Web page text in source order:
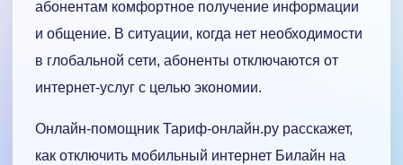
абонентам комфортное получение информации
и общение. В ситуации, когда нет необходимости
в глобальной сети, абоненты отключаются от
интернет-услуг с целью экономии.
Онлайн-помощник Тариф-онлайн.ру расскажет,
как отключить мобильный интернет Билайн на